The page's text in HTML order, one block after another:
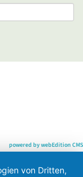
powered by webEdition CMS
von Dritten,